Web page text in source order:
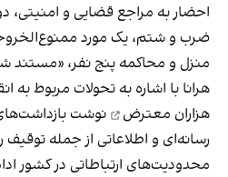
احضار به مراجع قضایی و امنیتی،
ضرب و شتم، یک مورد
منزل و محاکمه پنج نفر، «مستند
هرانا با اشاره به تحولات مربوط به
هزاران معترض
نوشت
رسانه‌ای و اطلاعاتی از جمله
محدودیت‌های ارتباطاتی در کشور